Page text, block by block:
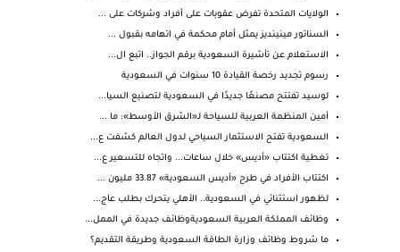
الولايات المتحدة تفرض عقوبات على أفراد وشركات على ...
السناتور مينينديز يمثل أمام محكمة في اتهامه بقبول ...
الاستعلام عن تأشيرة السعودية برقم الجواز.. اتبع ال...
رسوم تجديد رخصة القيادة 10 سنوات في السعودية
لوسيد تفتتح مصنعًا جديدًا في السعودية لتصنيع السيا...
أمين المنظمة العربية للسياحة لـ«الشرق الأوسط»: ما ...
السعودية تفتح الاستثمار السياحي لدول العالم كشفت ع...
تغطية اكتتاب «أديس» خلال ساعات... واتجاه للتسعير ع...
اكتتاب الأفراد في طرح «أديس السعودية» 33.87 مليون ...
لظهور استثنائي في السعودية.. الأهلي يتحرك بطلب عاج...
وظائف المملكة العربية السعوديةوظائف جديدة في الممل...
ما شروط وظائف وزارة الطاقة السعودية وطريقة التقديم؟